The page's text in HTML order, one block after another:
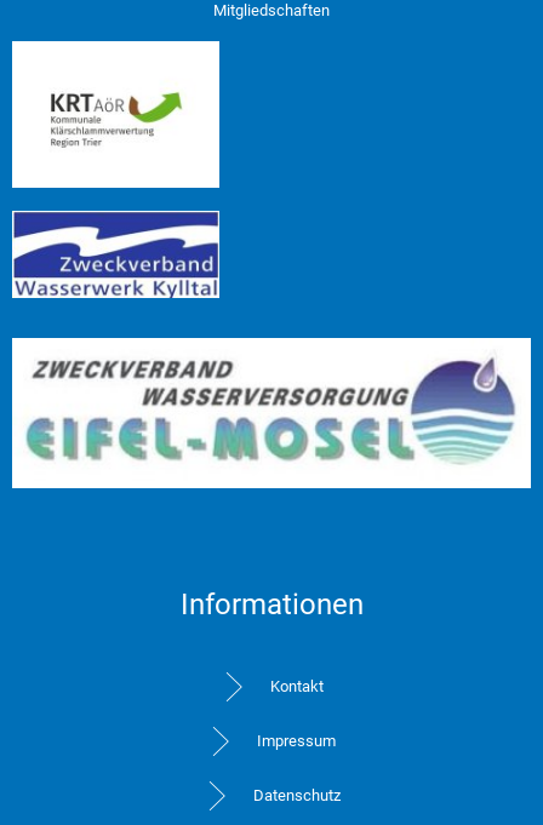
Mitgliedschaften
Informationen
Kontakt
Impressum
Datenschutz